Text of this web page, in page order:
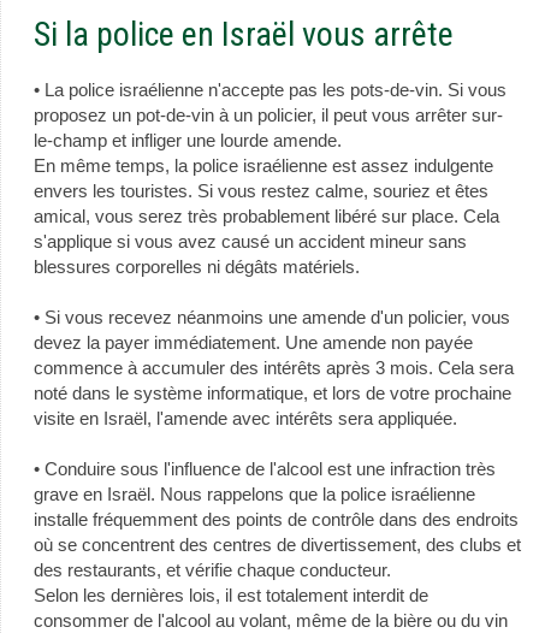
Si la police en Israël vous arrête
• La police israélienne n'accepte pas les pots-de-vin. Si vous
proposez un pot-de-vin à un policier, il peut vous arrêter sur-
le-champ et infliger une lourde amende.
En même temps, la police israélienne est assez indulgente
envers les touristes. Si vous restez calme, souriez et êtes
amical, vous serez très probablement libéré sur place. Cela
s'applique si vous avez causé un accident mineur sans
blessures corporelles ni dégâts matériels.
• Si vous recevez néanmoins une amende d'un policier, vous
devez la payer immédiatement. Une amende non payée
commence à accumuler des intérêts après 3 mois. Cela sera
noté dans le système informatique, et lors de votre prochaine
visite en Israël, l'amende avec intérêts sera appliquée.
• Conduire sous l'influence de l'alcool est une infraction très
grave en Israël. Nous rappelons que la police israélienne
installe fréquemment des points de contrôle dans des endroits
où se concentrent des centres de divertissement, des clubs et
des restaurants, et vérifie chaque conducteur.
Selon les dernières lois, il est totalement interdit de
consommer de l'alcool au volant, même de la bière ou du vin